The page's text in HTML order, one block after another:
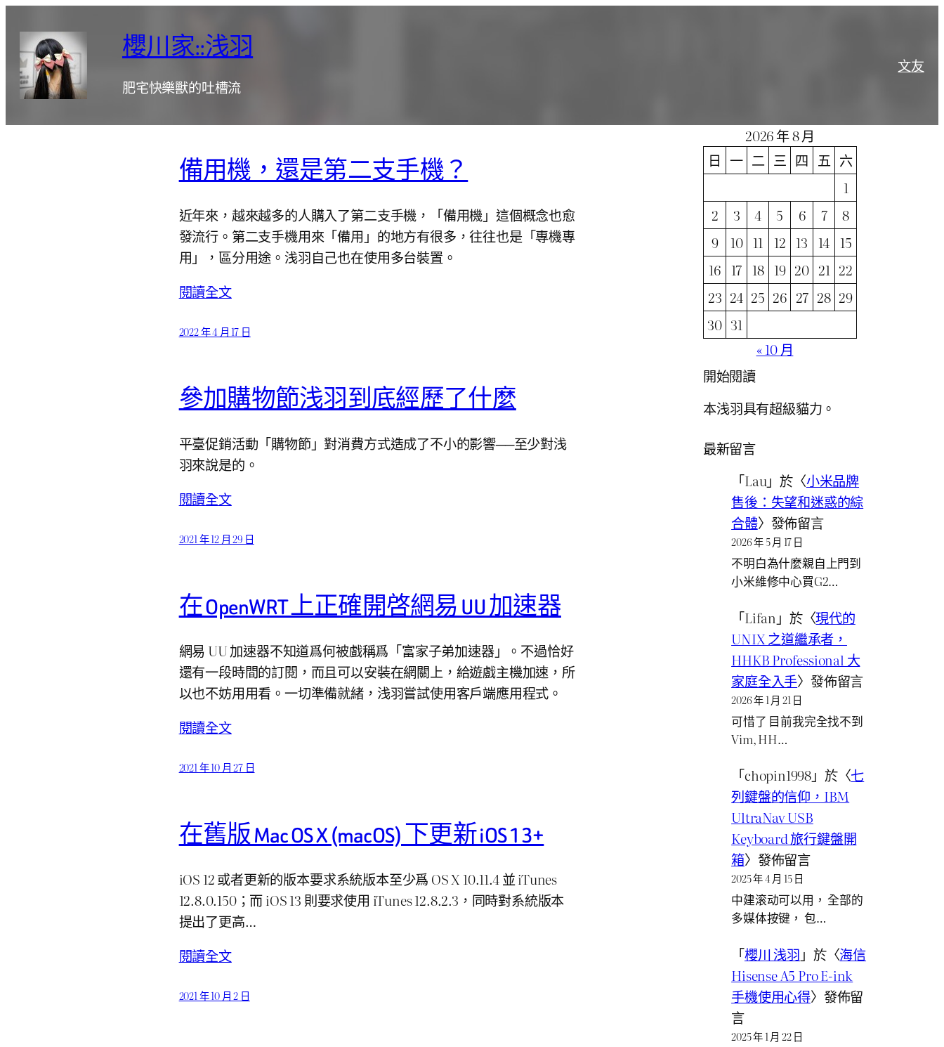
容
櫻川家::浅羽
肥宅快樂獸的吐槽流
文友
備用機，還是第二支手機？
近年來，越來越多的人購入了第二支手機，「備用機」這個概念也愈
發流行。第二支手機用來「備用」的地方有很多，往往也是「專機專
用」，區分用途。浅羽自己也在使用多台裝置。
閱讀全文
2022 年 4 月 17 日
參加購物節浅羽到底經歷了什麼
平臺促銷活動「購物節」對消費方式造成了不小的影響──至少對浅
羽來說是的。
閱讀全文
2021 年 12 月 29 日
在 OpenWRT 上正確開啓網易 UU 加速器
網易 UU 加速器不知道爲何被戲稱爲「富家子弟加速器」。不過恰好
還有一段時間的訂閱，而且可以安裝在網關上，給遊戲主機加速，所
以也不妨用用看。一切準備就緒，浅羽嘗試使用客戶端應用程式。
閱讀全文
2021 年 10 月 27 日
在舊版 Mac OS X (macOS) 下更新 iOS 13+
iOS 12 或者更新的版本要求系統版本至少爲 OS X 10.11.4 並 iTunes
12.8.0.150；而 iOS 13 則要求使用 iTunes 12.8.2.3，同時對系統版本
提出了更高…
閱讀全文
2021 年 10 月 2 日
2026 年 8 月
日 一 二 三 四 五 六
1
2
3 4 5 6 7
8
9
10 11 12 13 14 15
16 17 18 19 20 21 22
23 24 25 26 27 28 29
30 31
« 10 月
開始閱讀
本浅羽具有超級貓力。
最新留言
「Lau」於〈小米品牌
售後：失望和迷惑的綜
合體〉發佈留言
2026 年 5 月 17 日
不明白為什麼親自上門到
小米維修中心買G2…
「Lifan 」於〈現代的
UNIX 之道繼承者，
HHKB Professional 大
家庭全入手〉發佈留言
2026 年 1 月 21 日
可惜了 目前我完全找不到
Vim, HH…
「chopin1998」於〈七
列鍵盤的信仰，IBM
UltraNav USB
Keyboard 旅行鍵盤開
箱〉發佈留言
2025 年 4 月 15 日
中建滚动可以用， 全部的
多媒体按键， 包…
「櫻川 浅羽 」於〈海信
Hisense A5 Pro E-ink
手機使用心得〉發佈留
言
2025 年 1 月 22 日